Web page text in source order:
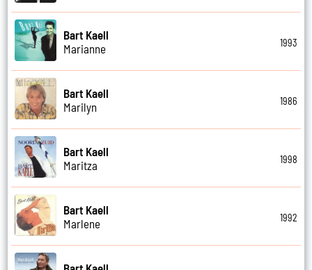
Bart Kaell
Marianne
1993
Bart Kaell
Marilyn
1986
Bart Kaell
Maritza
1998
Bart Kaell
Marlene
1992